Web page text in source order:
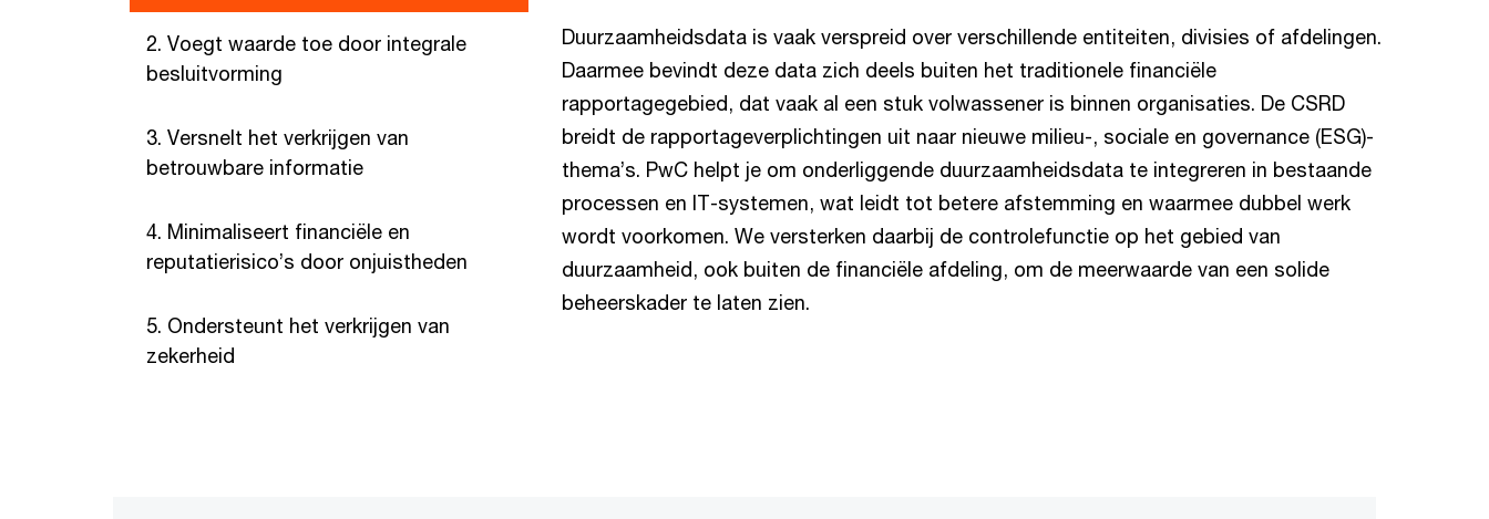
2. Voegt waarde toe door integrale
besluitvorming
3. Versnelt het verkrijgen van
betrouwbare informatie
4. Minimaliseert financiële en
reputatierisico’s door onjuistheden
5. Ondersteunt het verkrijgen van
zekerheid
Duurzaamheidsdata is vaak verspreid over verschillende entiteiten, divisies of afdelingen.
Daarmee bevindt deze data zich deels buiten het traditionele financiële
rapportagegebied, dat vaak al een stuk volwassener is binnen organisaties. De CSRD
breidt de rapportageverplichtingen uit naar nieuwe milieu-, sociale en governance (ESG)-
thema’s. PwC helpt je om onderliggende duurzaamheidsdata te integreren in bestaande
processen en IT-systemen, wat leidt tot betere afstemming en waarmee dubbel werk
wordt voorkomen. We versterken daarbij de controlefunctie op het gebied van
duurzaamheid, ook buiten de financiële afdeling, om de meerwaarde van een solide
beheerskader te laten zien.